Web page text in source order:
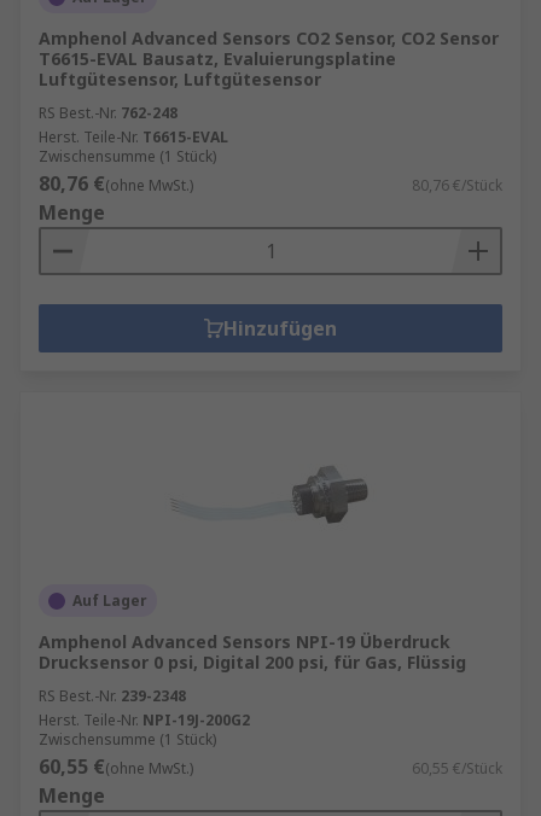
Amphenol Advanced Sensors CO2 Sensor, CO2 Sensor
T6615-EVAL Bausatz, Evaluierungsplatine
Luftgütesensor, Luftgütesensor
RS Best.-Nr. 762-248
Herst. Teile-Nr. T6615-EVAL
Zwischensumme (1 Stück)
80,76 €(ohne MwSt.) 80,76 €/Stück
Menge
Hinzufügen
Auf Lager
Amphenol Advanced Sensors NPI-19 Überdruck
Drucksensor 0 psi, Digital 200 psi, für Gas, Flüssig
RS Best.-Nr. 239-2348
Herst. Teile-Nr. NPI-19J-200G2
Zwischensumme (1 Stück)
60,55 €(ohne MwSt.) 60,55 €/Stück
Menge